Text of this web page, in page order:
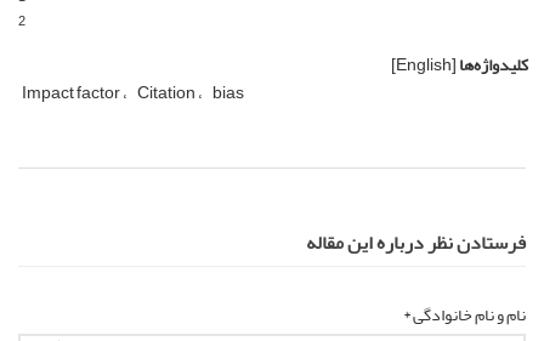
2
کلیدواژه‌ها[English]
Impact factor Citation bias
فرستادن نظر درباره این مقاله
نام و نام خانوادگی *